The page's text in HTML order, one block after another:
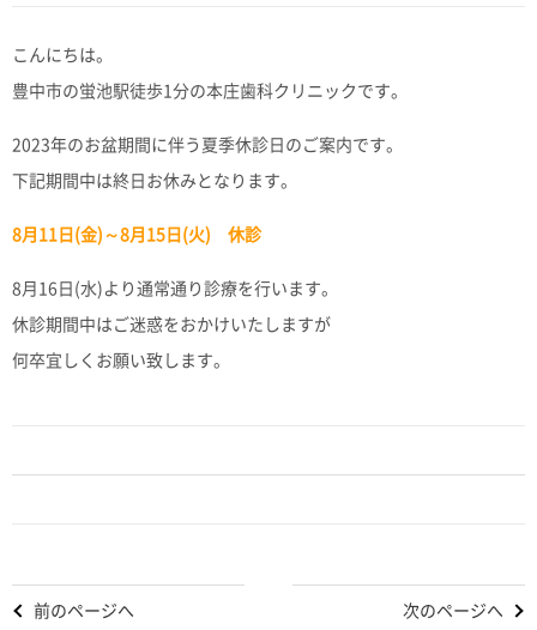
こんにちは。
豊中市の蛍池駅徒歩1分の本庄歯科クリニックです。
2023年のお盆期間に伴う夏季休診日のご案内です。
下記期間中は終日お休みとなります。
8月11日(金)～8月15日(火) 休診
8月16日(水)より通常通り診療を行います。
休診期間中はご迷惑をおかけいたしますが
何卒宜しくお願い致します。
前のページへ 次のページへ